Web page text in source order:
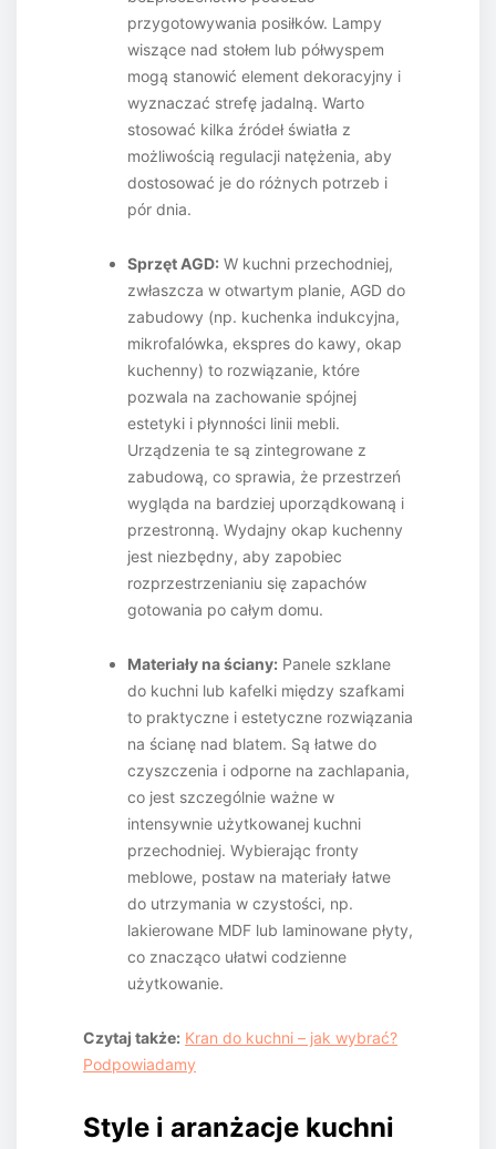
przygotowywania posiłków. Lampy
wiszące nad stołem lub półwyspem
mogą stanowić element dekoracyjny i
wyznaczać strefę jadalną. Warto
stosować kilka źródeł światła z
możliwością regulacji natężenia, aby
dostosować je do różnych potrzeb i
pór dnia.
Sprzęt AGD: W kuchni przechodniej,
zwłaszcza w otwartym planie, AGD do
zabudowy (np. kuchenka indukcyjna,
mikrofalówka, ekspres do kawy, okap
kuchenny) to rozwiązanie, które
pozwala na zachowanie spójnej
estetyki i płynności linii mebli.
Urządzenia te są zintegrowane z
zabudową, co sprawia, że przestrzeń
wygląda na bardziej uporządkowaną i
przestronną. Wydajny okap kuchenny
jest niezbędny, aby zapobiec
rozprzestrzenianiu się zapachów
gotowania po całym domu.
Materiały na ściany: Panele szklane
do kuchni lub kafelki między szafkami
to praktyczne i estetyczne rozwiązania
na ścianę nad blatem. Są łatwe do
czyszczenia i odporne na zachlapania,
co jest szczególnie ważne w
intensywnie użytkowanej kuchni
przechodniej. Wybierając fronty
meblowe, postaw na materiały łatwe
do utrzymania w czystości, np.
lakierowane MDF lub laminowane płyty,
co znacząco ułatwi codzienne
użytkowanie.
Czytaj także: Kran do kuchni – jak wybrać?
Podpowiadamy
Style i aranżacje kuchni